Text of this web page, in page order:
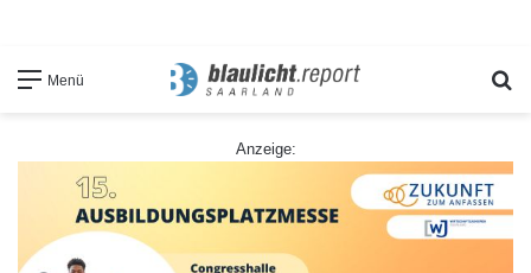
Menü
Anzeige: